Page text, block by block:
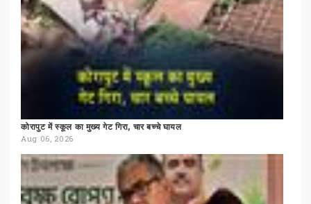
कोरापुट में स्कूल का मुख्य गेट गिरा, चार बच्चे घायल
Aug 06, 2026